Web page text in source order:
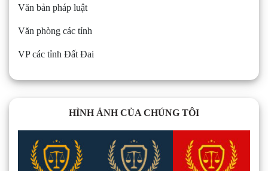
Văn bản pháp luật
Văn phòng các tỉnh
VP các tỉnh Đất Đai
HÌNH ẢNH CỦA CHÚNG TÔI